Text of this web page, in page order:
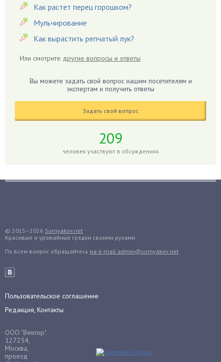
Гацания
Гвоздики
Георгины
Гиацинт
Гладиолусы
Гранат
Грядки
Гуава
Декабрист
Дельфиниум
Денежное дерево
Диффенбахия
Как растет перец горошком?
Мульчирование
Как вырастить репчатый лук?
Или смотрите другие вопросы и ответы
Вы можете задать свой вопрос нашим посетителям и
экспертам и получить ответы
Задать свой вопрос
209
человек участвуют в обсуждениях
© 2015–2026 Sornyakov.net
Красивые и урожайные грядки своими руками
По всем вопрос обращайтесь на e-mail admin@sornyakov.net
Пользовательское соглашение
Редакция, Контакты
ООО "Вектор".
127254,
Москва,
проезд